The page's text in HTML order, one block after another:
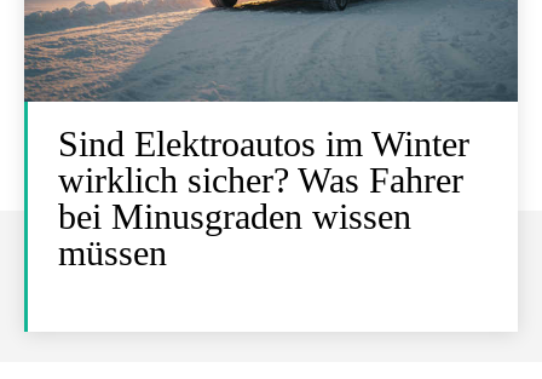
Sind Elektroautos im Winter
wirklich sicher? Was Fahrer
bei Minusgraden wissen
müssen